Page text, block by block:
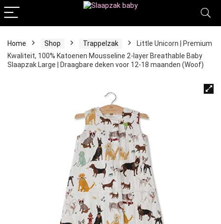
Home Shop Trappelzak
Little Unicorn | Premium
Kwaliteit, 100% Katoenen Mousseline 2-layer Breathable Baby
Slaapzak Large | Draagbare deken voor 12-18 maanden (Woof)